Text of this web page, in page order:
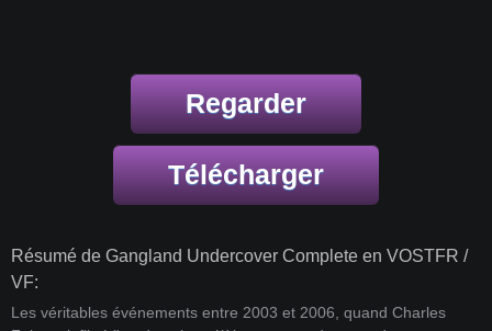
Regarder
Télécharger
Résumé de Gangland Undercover Complete en VOSTFR /
VF:
Les véritables événements entre 2003 et 2006, quand Charles